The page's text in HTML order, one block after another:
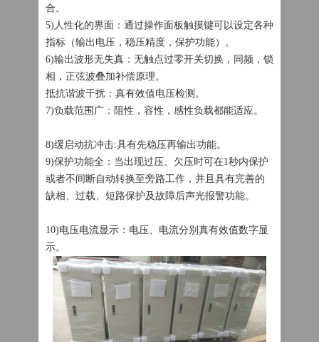
合。
5)人性化的界面：通过操作面板触摸键可以设定各种
指标（输出电压，稳压精度，保护功能）。
6)输出波形无失真：无触点过零开关切换，同频，锁
相，正弦波叠加补偿原理。
抵抗谐波干扰：真有效值电压检测。
7)负载范围广：阻性，容性，感性负载都能适应。
8)缓启动抗冲击:具有先稳压再输出功能。
9)保护功能全：当出现过压、欠压时可在1秒内保护
或者不间断自动转换至旁路工作，并且具有完善的
缺相、过载、短路保护及故障后声光报警功能。
10)电压电流显示：电压、电流分别真有效值数字显
示。